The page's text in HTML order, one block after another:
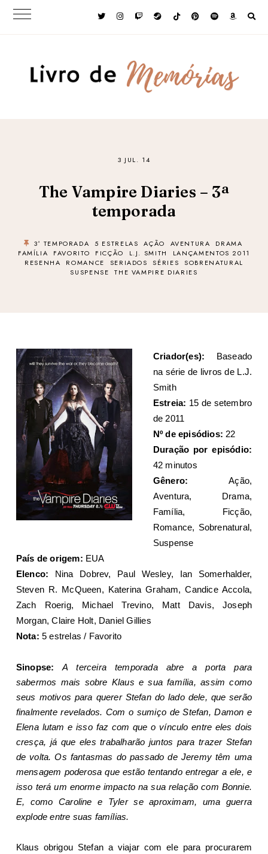
3 JUL. 14
The Vampire Diaries – 3ª
temporada
3ª TEMPORADA 5 ESTRELAS AÇÃO AVENTURA
DRAMA
FAMÍLIA
FAVORITO FICÇÃO L.J. SMITH
LANÇAMENTOS 2011
RESENHA
ROMANCE SERIADOS SÉRIES
SOBRENATURAL
SUSPENSE
THE VAMPIRE DIARIES
Criador(es): Baseado
na série de livros de L.J.
Smith
Estreia: 15 de setembro
de 2011
Nº de episódios: 22
Duração por episódio:
42 minutos
Gênero: Ação,
Aventura, Drama,
Família, Ficção,
Romance, Sobrenatural,
Suspense
País de origem: EUA
Elenco: Nina Dobrev, Paul Wesley, Ian Somerhalder,
Steven R. McQueen, Katerina Graham, Candice Accola,
Zach Roerig, Michael Trevino, Matt Davis, Joseph
Morgan, Claire Holt, Daniel Gillies
Nota: 5 estrelas / Favorito
Sinopse:
A terceira temporada abre a porta para
sabermos mais sobre Klaus e sua família, assim como
seus motivos para querer Stefan do lado dele, que serão
finalmente revelados. Com o sumiço de Stefan, Damon e
Elena lutam e isso faz com que o vínculo entre eles dois
cresça, já que eles trabalharão juntos para trazer Stefan
de volta. Os fantasmas do passado de Jeremy têm uma
mensagem poderosa que estão tentando entregar a ele, e
isso terá um enorme impacto na sua relação com Bonnie.
E, como Caroline e Tyler se aproximam, uma guerra
explode entre suas famílias.
Klaus obrigou Stefan a viajar com ele para procurarem